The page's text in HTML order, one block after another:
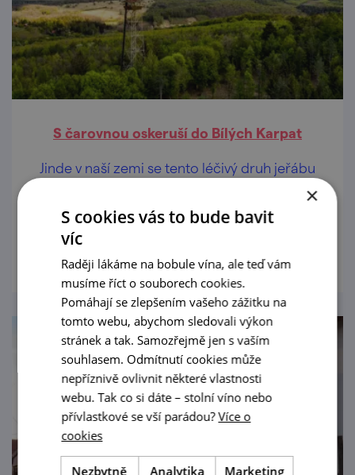
S čarovnou oskeruší do Bílých Karpat
Jinde v naší zemi se tento léčivý druh jeřábu
nevyskytuje. Vydejte se na Slovácko, kde je
vzácná oskeruše vpletená do tradic a oslav.×
S cookies vás to bude bavit
víc
Raději lákáme na bobule vína, ale teď vám
musíme říct o souborech cookies.
Pomáhají se zlepšením vašeho zážitku na
tomto webu, abychom sledovali výkon
stránek a tak. Samozřejmě jen s vaším
souhlasem. Odmítnutí cookies může
nepříznivě ovlivnit některé vlastnosti
webu. Tak co si dáte – stolní víno nebo
přívlastkové se vší parádou?Více o
cookies
Nezbytně Analytika Marketing